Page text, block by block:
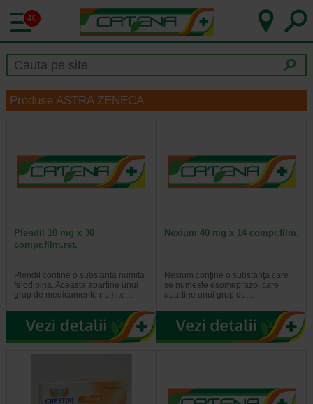
40
Produse ASTRA ZENECA
Plendil 10 mg x 30
compr.film.ret.
Plendil contine o substanta numita
felodipina. Aceasta apartine unui
grup de medicamente numite…
Nexium 40 mg x 14 compr.film.
Nexium conţine o substanţa care
se numeste esomeprazol care
apartine unui grup de…